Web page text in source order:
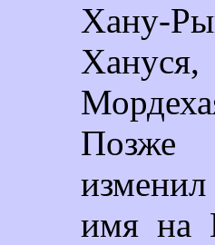
Хану-
имя на